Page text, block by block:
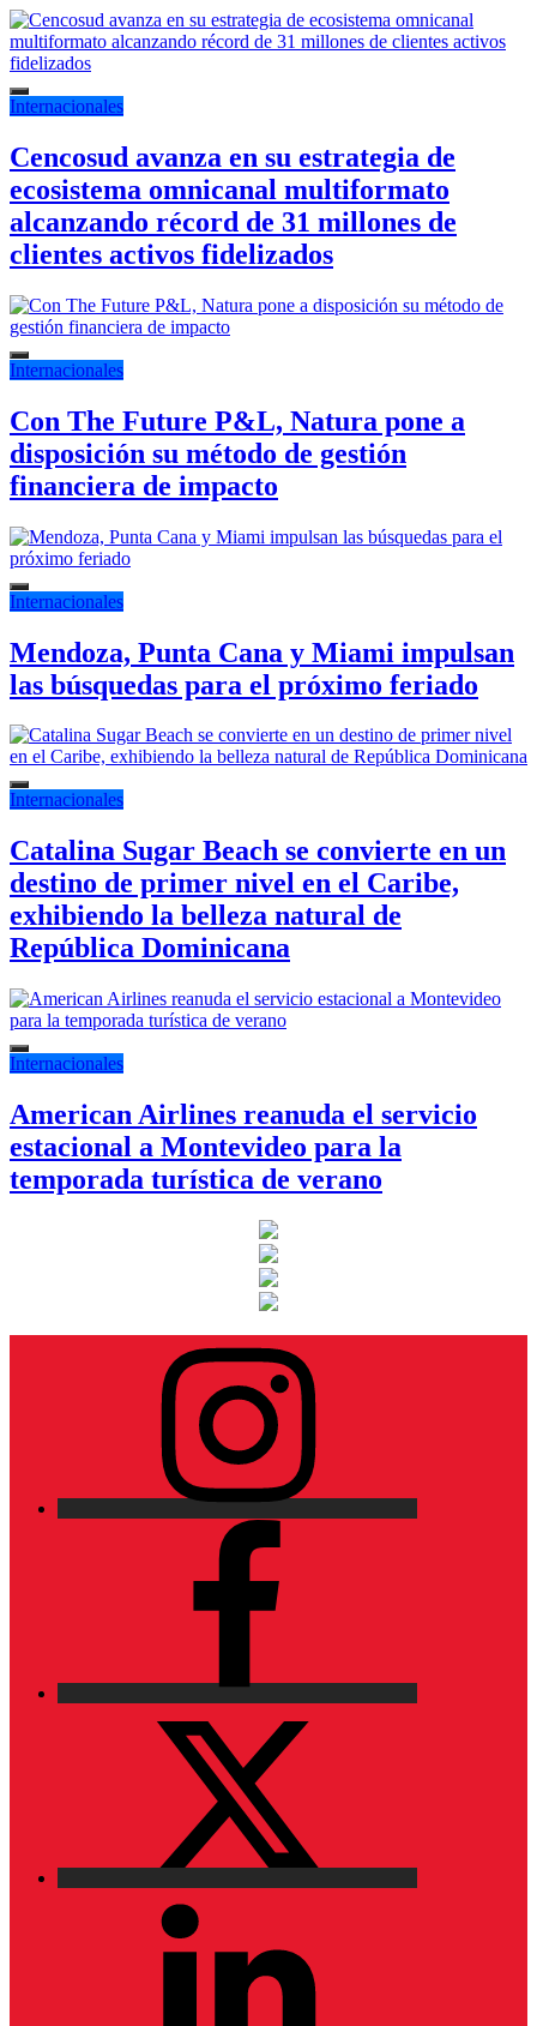
Internacionales
Cencosud avanza en su estrategia de
ecosistema omnicanal multiformato
alcanzando récord de 31 millones de
clientes activos fidelizados
Internacionales
Con The Future P&L, Natura pone a
disposición su método de gestión
financiera de impacto
Internacionales
Mendoza, Punta Cana y Miami impulsan
las búsquedas para el próximo feriado
Internacionales
Catalina Sugar Beach se convierte en un
destino de primer nivel en el Caribe,
exhibiendo la belleza natural de
República Dominicana
Internacionales
American Airlines reanuda el servicio
estacional a Montevideo para la
temporada turística de verano